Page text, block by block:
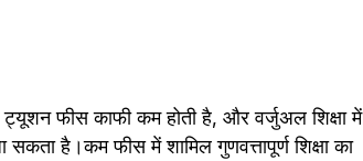
फीस काफी कम होती है, और वर्जुअल शिक्षा में